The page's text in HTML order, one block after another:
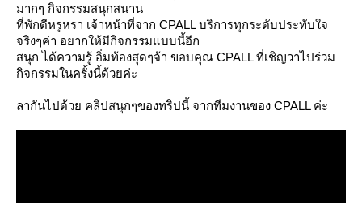
มากๆ กิจกรรมสนุกสนาน
ที่พักดีหรูหรา เจ้าหน้าที่จาก CPALL บริการทุกระดับประทับใจ
จริงๆค่า อยากให้มีกิจกรรมแบบนี้อีก
สนุก ได้ความรู้ อิ่มท้องสุดๆจ้า ขอบคุณ CPALL ที่เชิญวาไปร่วม
กิจกรรมในครั้งนี้ด้วยค่ะ
ลากันไปด้วย คลิปสนุกๆของทริปนี้ จากทีมงานของ CPALL ค่ะ